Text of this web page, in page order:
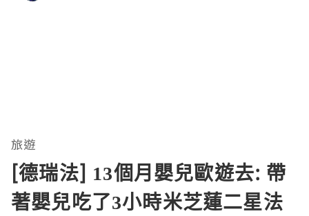
旅遊
[德瑞法] 13個月嬰兒歐遊去: 帶
著嬰兒吃了3小時米芝蓮二星法